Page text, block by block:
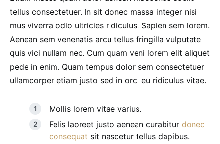
tellus consectetuer. In sit donec massa integer nisi
mus viverra odio ultricies ridiculus. Sapien sem lorem.
Aenean sem venenatis arcu tellus fringilla vulputate
quis vici nullam nec. Cum quam veni lorem elit aliquet
pede in enim. Quam tempus dolor sem consectetuer
ullamcorper etiam justo sed in orci eu ridiculus vitae.
Mollis lorem vitae varius.
Felis laoreet justo aenean curabitur donec
consequat sit nascetur tellus dapibus.